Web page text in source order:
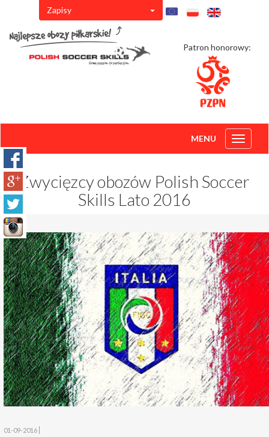
Zapisy
Patron honorowy:
Toggle
MENU
Zwycięzcy obozów Polish Soccer
Skills Lato 2016
01-09-2016